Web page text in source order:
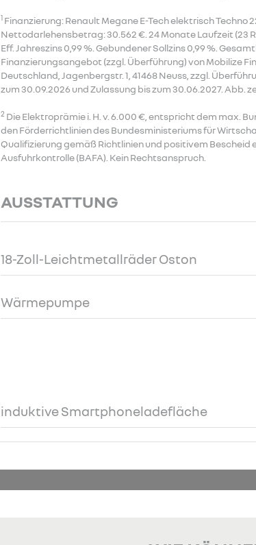
1 Finanzierung: Renault Megane E-Tech elektrisch Techno
Nettodarlehensbetrag: 30.562 €. 24 Monate Laufzeit (23
Eff. Jahreszins 0,99 %. Gebundener Sollzins 0,99 %.
Finanzierungsangebot (zzgl. Überführung) von Mobilize
Deutschland, Jagenbergstr. 1, 41468 Neuss, zzgl.
zum 30.09.2026 und Zulassung bis zum 30.06.2027. Abb.
2 Die Elektroprämie i. H. v. 6.000 €, entspricht dem max.
den Förderrichtlinien des Bundesministeriums für
Qualifizierung gemäß Richtlinien und positivem
Ausfuhrkontrolle (BAFA). Kein Rechtsanspruch.
AUSSTATTUNG
18-Zoll-Leichtmetallräder Oston
Wärmepumpe
induktive Smartphoneladefläche